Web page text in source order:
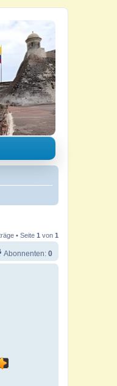
• Seite 1 von 1
Abonnenten: 0